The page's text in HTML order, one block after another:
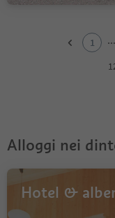
1 ...
Alloggi nei
Hotel &